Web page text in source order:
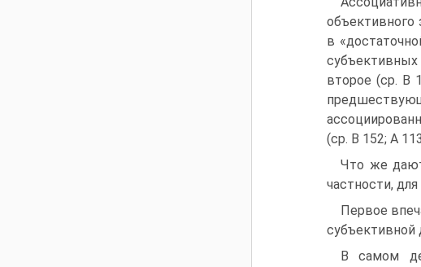
объективного
в
второе (ср. В
(ср. В 152; А
Что же
частности,
Первое
субъективной
В самом